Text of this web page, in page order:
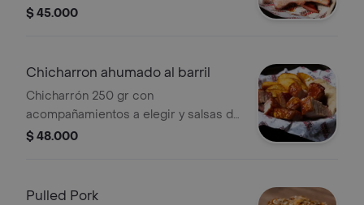
guarnición a elegir. Decorada con
$ 45.000
Chicharron ahumado al barril
Chicharrón 250 gr con
acompañamientos a elegir y salsas de
la casa.
$ 48.000
Pulled Pork